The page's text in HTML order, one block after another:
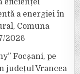
eficienței
a energiei în
Comuna
2026
Focșani, pe
județul Vrancea